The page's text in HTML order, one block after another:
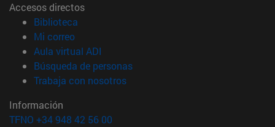
Accesos directos
Biblioteca
Mi correo(abre en nueva ventana)
Aula virtual ADI
Búsqueda de personas(abre en nueva ventana)
Trabaja con nosotros(abre en nueva ventana)
Información
TFNO +34 948 42 56 00